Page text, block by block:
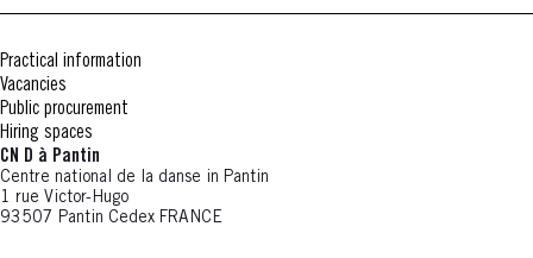
Practical information
Vacancies
Public procurement
Hiring spaces
CN D à Pantin
Centre national de la danse in Pantin
1 rue Victor-Hugo
93507 Pantin Cedex FRANCE